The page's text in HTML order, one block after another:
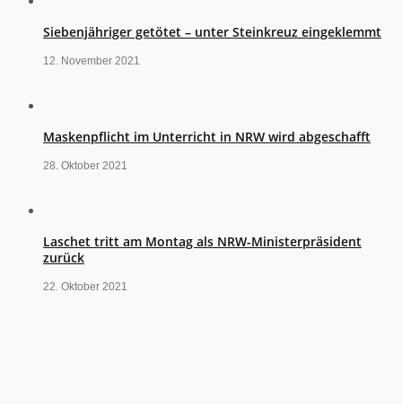
Siebenjähriger getötet – unter Steinkreuz eingeklemmt
12. November 2021
Maskenpflicht im Unterricht in NRW wird abgeschafft
28. Oktober 2021
Laschet tritt am Montag als NRW-Ministerpräsident
zurück
22. Oktober 2021